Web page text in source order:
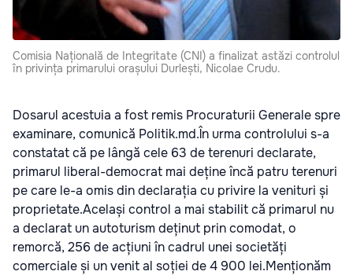
Comisia Națională de Integritate (CNI) a finalizat astăzi controlul
în privința primarului orașului Durlești, Nicolae Crudu.
Dosarul acestuia a fost remis Procuraturii Generale spre
examinare, comunică Politik.md.În urma controlului s-a
constatat că pe lângă cele 63 de terenuri declarate,
primarul liberal-democrat mai deține încă patru terenuri
pe care le-a omis din declarația cu privire la venituri și
proprietate.Același control a mai stabilit că primarul nu
a declarat un autoturism deținut prin comodat, o
remorcă, 256 de acțiuni în cadrul unei societăți
comerciale și un venit al soției de 4 900 lei.Menționăm